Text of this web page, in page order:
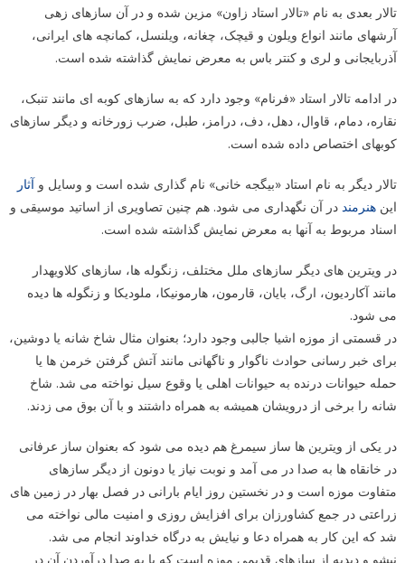
تالار بعدی به نام «تالار استاد زاون» مزین شده و در آن سازهای زهی
آرشه‎ای مانند انواع ویلون و قیچک، چغانه، ویلنسل، کمانچه های ایرانی،
آذربایجانی و لری و کنتر باس به معرض نمایش گذاشته شده است.
در ادامه تالار استاد «فرنام» وجود دارد که به سازهای کوبه ای مانند تنبک،
نقاره، دمام، قاوال، دهل، دف، درامز، طبل، ضرب زورخانه و دیگر سازهای
کوبه‎‎ای اختصاص داده شده است.
تالار دیگر به نام استاد «بیگجه خانی» نام گذاری شده است و وسایل و آثار
این هنرمنددر آن نگهداری می شود. هم چنین تصاویری از اساتید موسیقی و
اسناد مربوط به آنها به معرض نمایش گذاشته شده است.
در ویترین های دیگر سازهای ملل مختلف، زنگوله ها، سازهای کلاویه‎دار
مانند آکاردیون، ارگ، بایان، قارمون، هارمونیکا، ملودیکا و زنگوله ها دیده
می شود.
در قسمتی از موزه اشیا جالبی وجود دارد؛ بعنوان مثال شاخ شانه یا دوشین،
برای خبر رسانی حوادث ناگوار و ناگهانی مانند آتش گرفتن خرمن ها یا
حمله حیوانات درنده به حیوانات اهلی یا وقوع سیل نواخته می شد. شاخ
شانه را برخی از درویشان همیشه به همراه داشتند و با آن‎ بوق می زدند.
در یکی از ویترین ها ساز سیمرغ هم دیده می شود که بعنوان ساز عرفانی
در خانقاه ها به صدا در می آمد و نوبت نیاز یا دونون از دیگر سازهای
متفاوت موزه است و در نخستین روز ایام بارانی در فصل بهار در زمین های
زراعتی در جمع کشاورزان برای افزایش روزی و امنیت مالی نواخته می
شد که این کار به همراه دعا و نیایش به درگاه خداوند انجام می شد.
نیشو و دبدبه از سازهای قدیمی موزه است که با به صدا درآوردن آن در